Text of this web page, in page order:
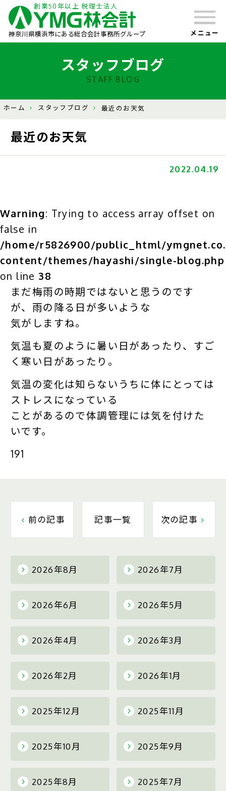
創業50年以上 税理士法人
神奈川県横浜市にある総合会計事務所グループ メニュー
スタッフブログ
STAFF BLOG
ホーム スタッフブログ 最近のお天気
2026年8月 2026年7月
2026年6月 2026年5月
2026年4月 2026年3月
2026年2月 2026年1月
2025年12月 2025年11月
2025年10月 2025年9月
2025年8月 2025年7月
最近のお天気
2022.04.19
Warning: Trying to access array offset on
false in
/home/r5826900/public_html/
content/themes/hayashi/single-blog.php
on line 38
まだ梅雨の時期ではないと思うのです
が、雨の降る日が多いような
気がしますね。
気温も夏のように暑い日があったり、すご
く寒い日があったり。
気温の変化は知らないうちに体にとっては
ストレスになっている
ことがあるので体調管理には気を付けた
いです。
191
前の記事 記事一覧 次の記事